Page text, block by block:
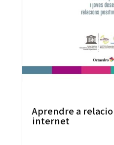
Aprendre a
internet